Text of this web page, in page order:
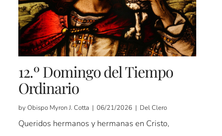
12.º Domingo del Tiempo
Ordinario
by Obispo Myron J. Cotta | 06/21/2026 | Del Clero
Queridos hermanos y hermanas en Cristo,